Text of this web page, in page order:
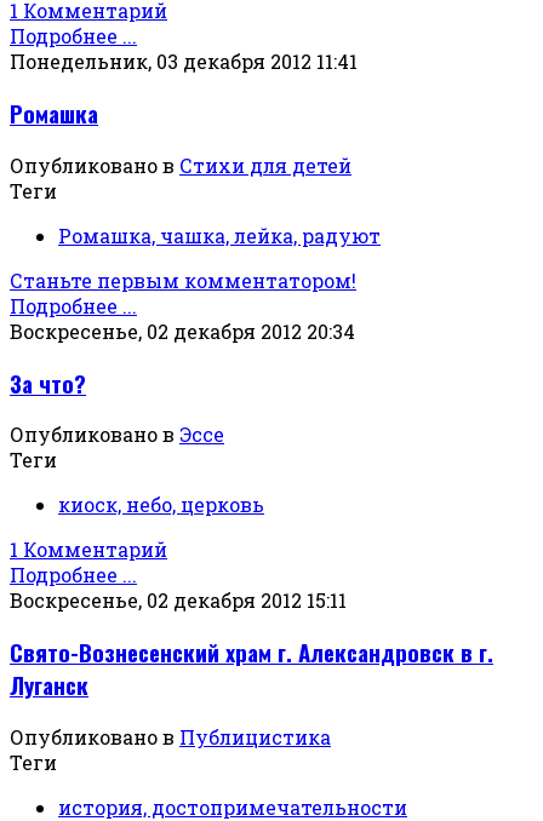
1 Комментарий
Подробнее ...
Понедельник, 03 декабря 2012 11:41
Ромашка
Опубликовано в Стихи для детей
Теги
Ромашка, чашка, лейка, радуют
Станьте первым комментатором!
Подробнее ...
Воскресенье, 02 декабря 2012 20:34
За что?
Опубликовано в Эссе
Теги
киоск, небо, церковь
1 Комментарий
Подробнее ...
Воскресенье, 02 декабря 2012 15:11
Свято-Вознесенский храм г. Александровск в г.
Луганск
Опубликовано в Публицистика
Теги
история, достопримечательности